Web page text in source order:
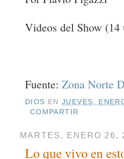
Videos del Show (14
Fuente: Zona Norte
DIOS EN JUEVES,
COMPARTIR
MARTES, ENERO 26,
Lo que vivo en